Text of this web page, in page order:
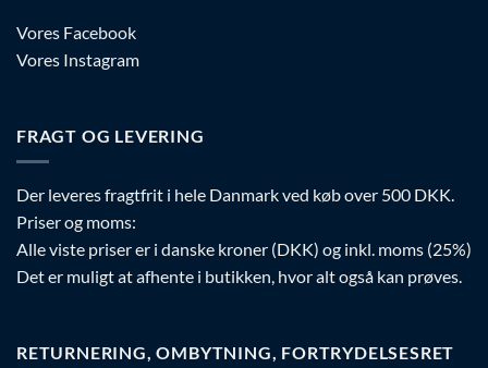
Vores Facebook
Vores Instagram
FRAGT OG LEVERING
Der leveres fragtfrit i hele Danmark ved køb over 500 DKK.
Priser og moms:
Alle viste priser er i danske kroner (DKK) og inkl. moms (25%)
Det er muligt at afhente i butikken, hvor alt også kan prøves.
RETURNERING, OMBYTNING, FORTRYDELSESRET